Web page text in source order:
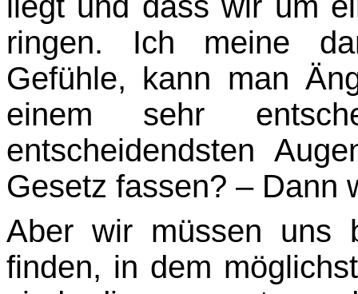
ringen. Ich meine
Gefühle, kann man
einem sehr
entscheidendsten
Gesetz fassen? – Dann
Aber wir müssen uns
finden, in dem